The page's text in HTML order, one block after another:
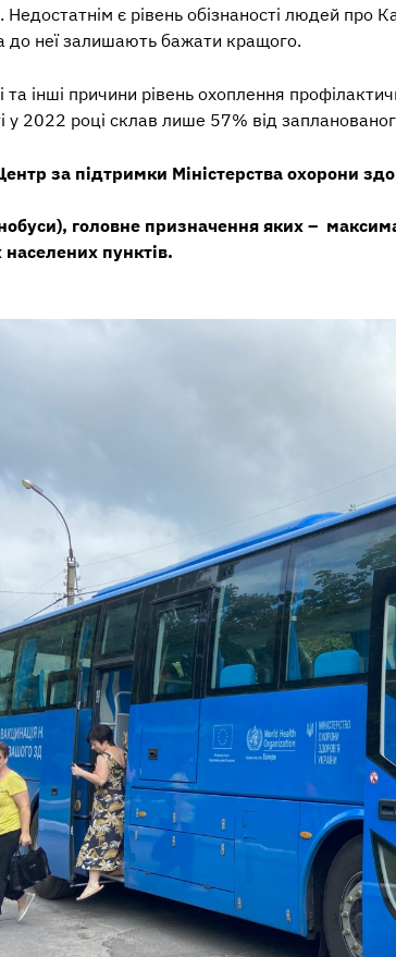
Недостатнім є рівень обізнаності людей про
до неї залишають бажати кращого.
та інші причини рівень охоплення
у 2022 році склав лише 57% від
за підтримки Міністерства охорони
головне призначення яких –
пунктів.